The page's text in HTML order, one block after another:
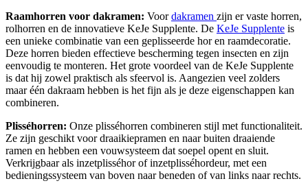
Raamhorren voor dakramen: Voordakramen zijn er vaste horren,
rolhorren en de innovatieve KeJe Supplente. De KeJe Supplente is
een unieke combinatie van een geplisseerde hor en raamdecoratie.
Deze horren bieden effectieve bescherming tegen insecten en zijn
eenvoudig te monteren. Het grote voordeel van de KeJe Supplente
is dat hij zowel praktisch als sfeervol is. Aangezien veel zolders
maar één dakraam hebben is het fijn als je deze eigenschappen kan
combineren.
Plisséhorren: Onze plisséhorren combineren stijl met functionaliteit.
Ze zijn geschikt voor draaikiepramen en naar buiten draaiende
ramen en hebben een vouwsysteem dat soepel opent en sluit.
Verkrijgbaar als inzetplisséhor of inzetplisséhordeur, met een
bedieningssysteem van boven naar beneden of van links naar rechts.